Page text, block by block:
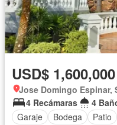
USD$ 1,600,000
Jose Domingo Espinar,
4 Recámaras
4
Garaje
Bodega Patio